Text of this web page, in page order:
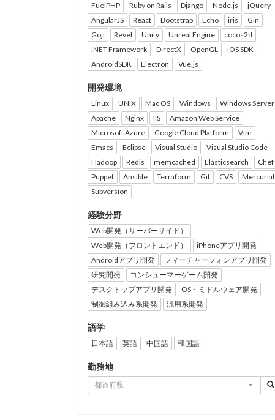
FuelPHP
Ruby on Rails Django Node.js
jQuery
AngularJS
React Bootstrap Echo iris
Gin
Goji
Revel Unity Unreal Engine
cocos2d
.NET Framework
DirectX OpenGL
iOS SDK
AndroidSDK
Electron Vue.js
開発環境
Linux UNIX Mac OS Windows
Windows Server
Apache
Nginx IIS
Amazon Web Service
Microsoft Azure
Google Cloud Platform
Vim
Emacs
Eclipse Visual Studio
Visual Studio Code
Hadoop
Redis memcached Elasticsearch
Chef
Puppet
Ansible Terraform Git CVS
Mercurial
Subversion
経験分野
Web開発（サーバーサイド）
Web開発（フロントエンド）
iPhoneアプリ開発
Androidアプリ開発
フィーチャーフォンアプリ開発
研究開発
コンシューマーゲーム開発
デスクトップアプリ開発
OS・ミドルウェア開発
制御組み込み系開発
汎用系開発
語学
日本語 英語 中国語 韓国語
勤務地
都道府県